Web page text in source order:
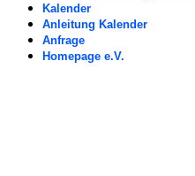
Kalender
Anleitung Kalender
Anfrage
Homepage e.V.